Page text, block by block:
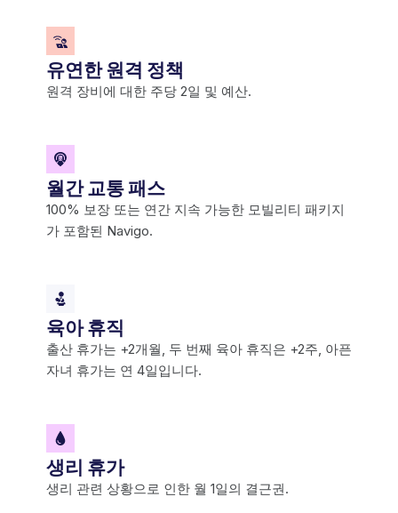
유연한 원격 정책
원격 장비에 대한 주당 2일 및 예산.
월간 교통 패스
100% 보장 또는 연간 지속 가능한 모빌리티 패키지
가 포함된 Navigo.
육아 휴직
출산 휴가는 +2개월, 두 번째 육아 휴직은 +2주, 아픈
자녀 휴가는 연 4일입니다.
생리 휴가
생리 관련 상황으로 인한 월 1일의 결근권.